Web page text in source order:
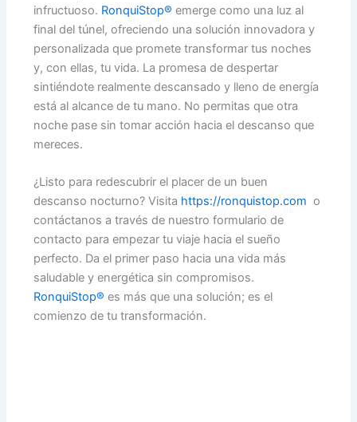
infructuoso. RonquiStop®emerge como una luz al
final del túnel, ofreciendo una solución innovadora y
personalizada que promete transformar tus noches
y, con ellas, tu vida. La promesa de despertar
sintiéndote realmente descansado y lleno de energía
está al alcance de tu mano. No permitas que otra
noche pase sin tomar acción hacia el descanso que
mereces.
¿Listo para redescubrir el placer de un buen
descanso nocturno? Visita https://ronquistop.com o
contáctanos a través de nuestro formulario de
contacto para empezar tu viaje hacia el sueño
perfecto. Da el primer paso hacia una vida más
saludable y energética sin compromisos.
RonquiStop®es más que una solución; es el
comienzo de tu transformación.